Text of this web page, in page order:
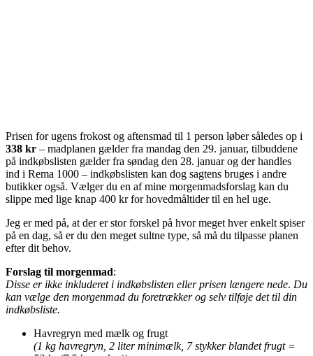
Prisen for ugens frokost og aftensmad til 1 person løber således op i
338 kr – madplanen gælder fra mandag den 29. januar, tilbuddene
på indkøbslisten gælder fra søndag den 28. januar og der handles
ind i Rema 1000 – indkøbslisten kan dog sagtens bruges i andre
butikker også. Vælger du en af mine morgenmadsforslag kan du
slippe med lige knap 400 kr for hovedmåltider til en hel uge.
Jeg er med på, at der er stor forskel på hvor meget hver enkelt spiser
på en dag, så er du den meget sultne type, så må du tilpasse planen
efter dit behov.
Forslag til morgenmad:
Disse er ikke inkluderet i indkøbslisten eller prisen længere nede. Du
kan vælge den morgenmad du foretrækker og selv tilføje det til din
indkøbsliste.
Havregryn med mælk og frugt
(1 kg havregryn, 2 liter minimælk, 7 stykker blandet frugt =